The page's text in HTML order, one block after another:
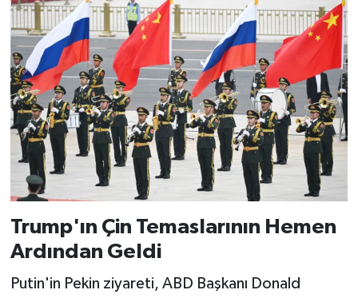
Trump'ın Çin Temaslarının Hemen
Ardından Geldi
Putin'in Pekin ziyareti, ABD Başkanı Donald